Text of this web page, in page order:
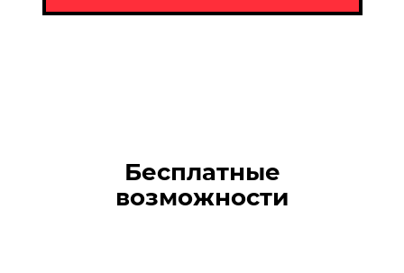
Бесплатные
возможности